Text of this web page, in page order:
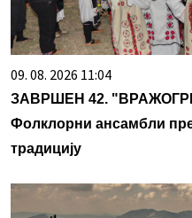
09. 08. 2026 11:04
ЗАВРШЕН 42.
Фолклорни ансамбли
традицију